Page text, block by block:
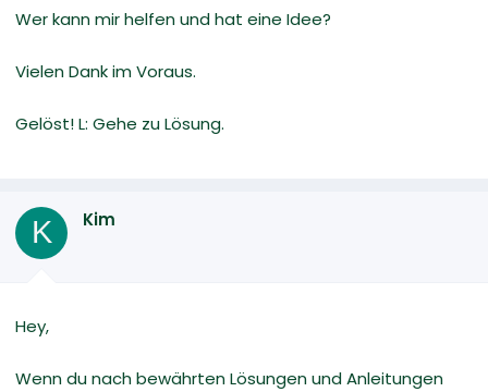
Wer kann mir helfen und hat eine Idee?
Vielen Dank im Voraus.
Gelöst! L: Gehe zu Lösung.
K Kim
Hey,
Wenn du nach bewährten Lösungen und Anleitungen